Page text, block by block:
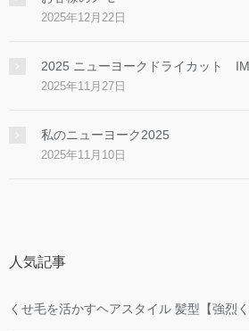
2025年12月22日
2025 ニューヨークドライカット
2025年11月27日
私のニューヨーク2025
2025年11月10日
人気記事
くせ毛を活かすヘアスタイル 髪型【強烈く